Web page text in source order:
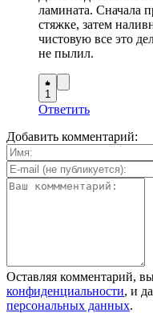
ламината. Сначала
стяжке, затем
чистовую все это
не пылил.
1
Ответить
Добавить комментарий:
Оставляя комментарий,
конфиденциальности, и
персональных данных.